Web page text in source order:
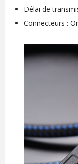
Délai de
Connecteurs :